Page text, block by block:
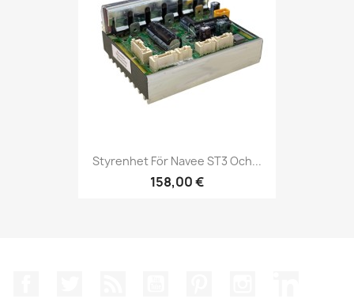
Styrenhet För Navee ST3 Och...
158,00 €